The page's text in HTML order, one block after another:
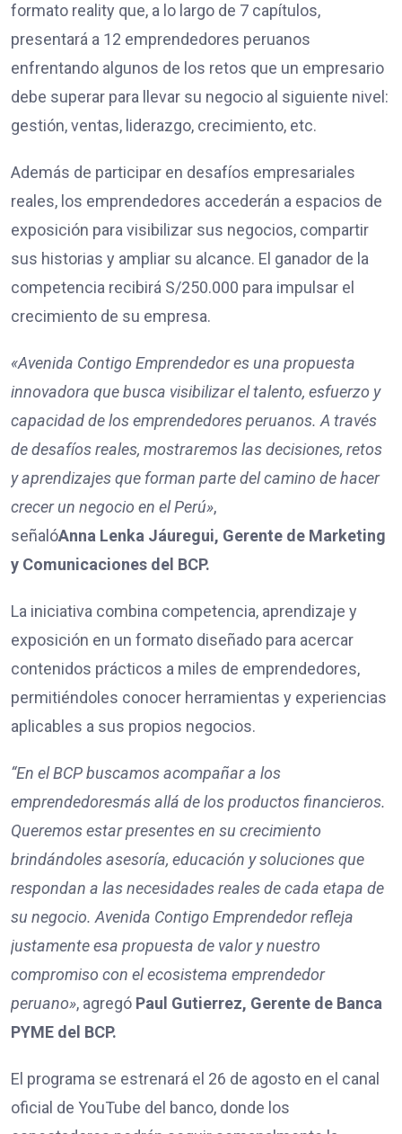
formato reality que, a lo largo de 7 capítulos,
presentará a 12 emprendedores peruanos
enfrentando algunos de los retos que un empresario
debe superar para llevar su negocio al siguiente nivel:
gestión, ventas, liderazgo, crecimiento, etc.
Además de participar en desafíos empresariales
reales, los emprendedores accederán a espacios de
exposición para visibilizar sus negocios, compartir
sus historias y ampliar su alcance. El ganador de la
competencia recibirá S/250.000 para impulsar el
crecimiento de su empresa.
«Avenida Contigo Emprendedor es una propuesta
innovadora que busca visibilizar el talento, esfuerzo y
capacidad de los emprendedores peruanos. A través
de desafíos reales, mostraremos las decisiones, retos
y aprendizajes que forman parte del camino de hacer
crecer un negocio en el Perú»,
señalóAnna Lenka Jáuregui, Gerente de Marketing
y Comunicaciones del BCP.
La iniciativa combina competencia, aprendizaje y
exposición en un formato diseñado para acercar
contenidos prácticos a miles de emprendedores,
permitiéndoles conocer herramientas y experiencias
aplicables a sus propios negocios.
“En el BCP buscamos acompañar a los
emprendedoresmás allá de los productos financieros.
Queremos estar presentes en su crecimiento
brindándoles asesoría, educación y soluciones que
respondan a las necesidades reales de cada etapa de
su negocio. Avenida Contigo Emprendedor refleja
justamente esa propuesta de valor y nuestro
compromiso con el ecosistema emprendedor
peruano», agregó Paul Gutierrez, Gerente de Banca
PYME del BCP.
El programa se estrenará el 26 de agosto en el canal
oficial de YouTube del banco, donde los